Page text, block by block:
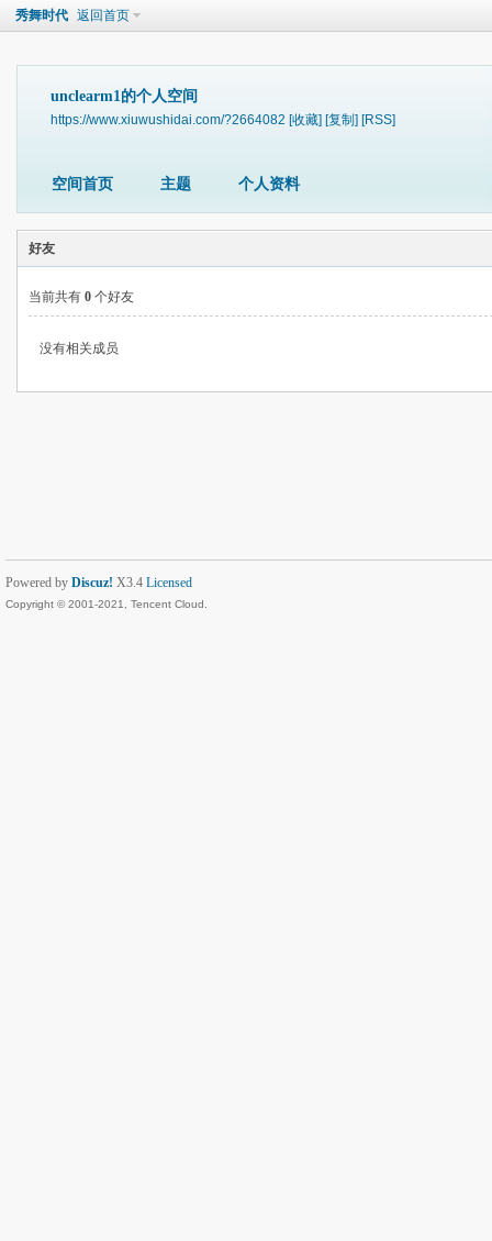
秀舞时代 返回首页
unclearm1的个人空间
https://www.xiuwushidai.com/?2664082 [收藏] [复制] [RSS]
空间首页 主题 个人资料
好友
当前共有 0 个好友
没有相关成员
Powered by Discuz! X3.4 Licensed
Copyright © 2001-2021, Tencent Cloud.